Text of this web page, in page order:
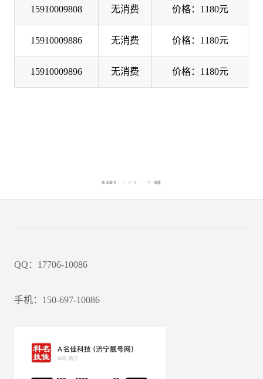
15910009808 无消费 价格：1180元
15910009886 无消费 价格：1180元
15910009896 无消费 价格：1180元
移动靓号 9 收藏
QQ：17706-10086
手机：150-697-10086